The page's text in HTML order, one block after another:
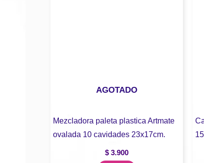
AGOTADO
Mezcladora paleta plastica Artmate
ovalada 10 cavidades 23x17cm.
$3.900